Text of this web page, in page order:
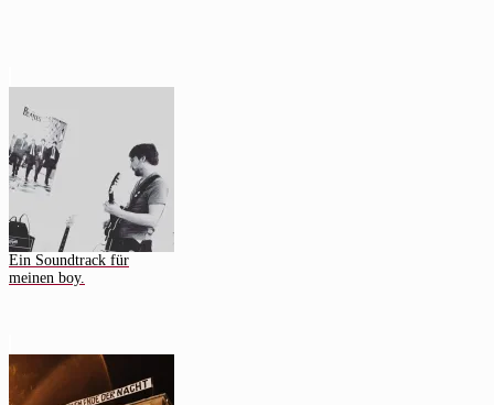
Ein Soundtrack für
meinen boy.